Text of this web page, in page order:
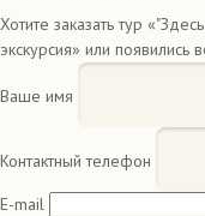
Хотите заказать тур
экскурсия» или появились
Ваше имя
Контактный телефон
E-mail